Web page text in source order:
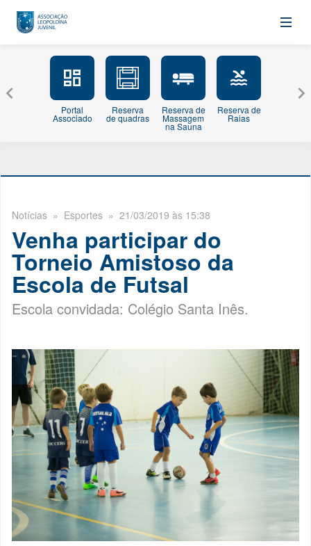
Portal
Associado
Reserva
de quadras
Reserva de
Massagem
na Sauna
Reserva de
Raias
Notícias » Esportes » 21/03/2019 às 15:38
Venha participar do
Torneio Amistoso da
Escola de Futsal
Escola convidada: Colégio Santa Inês.